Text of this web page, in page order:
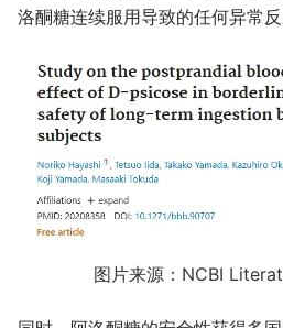
洛酮糖连续服用导致的任何异常反
图片来源：NCBI